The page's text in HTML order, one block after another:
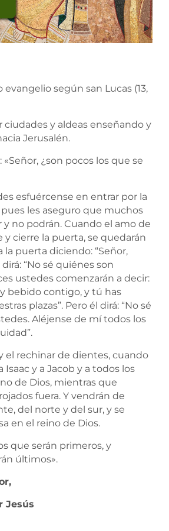
según san Lucas (13,
ciudades y aldeas enseñando y
Jerusalén.
¿son pocos los que se
esfuércense en entrar por la
les aseguro que muchos
no podrán. Cuando el amo de
y cierre la puerta, se quedarán
la puerta diciendo: “Señor,
“No sé quiénes son
ustedes comenzarán a decir:
bebido contigo, y tú has
plazas”. Pero él dirá: “No sé
Aléjense de mí todos los
el rechinar de dientes, cuando
Isaac y a Jacob y a todos los
de Dios, mientras que
fuera. Y vendrán de
del norte y del sur, y se
en el reino de Dios.
que serán primeros, y
últimos».
Jesús